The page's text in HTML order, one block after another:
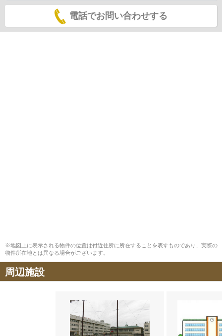
電話でお問い合わせする
※地図上に表示される物件の位置は付近住所に所在することを表すものであり、実際の
物件所在地とは異なる場合がございます。
周辺施設